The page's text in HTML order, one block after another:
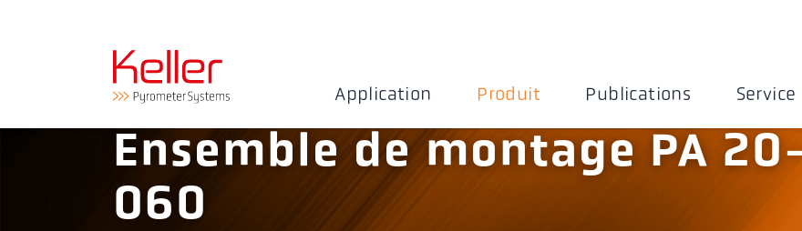
Application Produit Publications Service
Ensemble de montage PA
060